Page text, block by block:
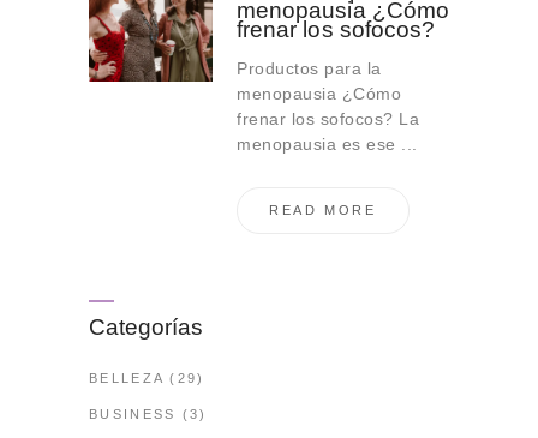
menopausia ¿Cómo
frenar los sofocos?
Productos para la
menopausia ¿Cómo
frenar los sofocos? La
menopausia es ese ...
READ MORE
Categorías
BELLEZA (29)
BUSINESS (3)